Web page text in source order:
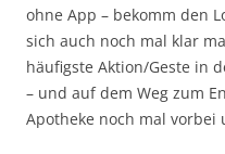
ohne App – bekomm den
sich auch noch mal klar
häufigste Aktion/Geste in
– und auf dem Weg zum
Apotheke noch mal vorbei